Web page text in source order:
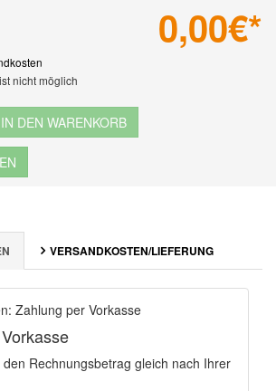
0,00€*
nicht möglich
IN DEN WARENKORB
VERSANDKOSTEN/LIEFERUNG
den Rechnungsbetrag gleich nach Ihrer